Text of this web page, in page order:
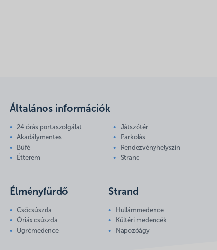
Általános információk
24 órás portaszolgálat
Akadálymentes
Büfé
Étterem
Játszótér
Parkolás
Rendezvényhelyszín
Strand
Élményfürdő
Csőcsúszda
Óriás csúszda
Ugrómedence
Strand
Hullámmedence
Kültéri medencék
Napozóágy